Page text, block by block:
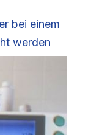
bei einem
werden